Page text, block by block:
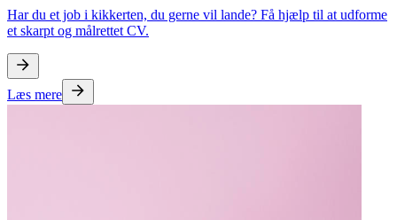
Har du et job i kikkerten, du gerne vil lande? Få hjælp til at udforme
et skarpt og målrettet CV.
Læs mere